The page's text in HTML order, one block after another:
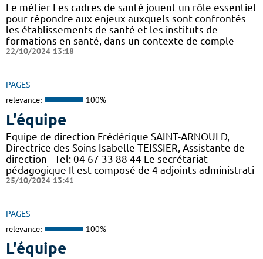
Le métier Les cadres de santé jouent un rôle essentiel
pour répondre aux enjeux auxquels sont confrontés
les établissements de santé et les instituts de
formations en santé, dans un contexte de comple
22/10/2024 13:18
PAGES
relevance: 100%
L'équipe
Equipe de direction Frédérique SAINT-ARNOULD,
Directrice des Soins Isabelle TEISSIER, Assistante de
direction - Tel: 04 67 33 88 44 Le secrétariat
pédagogique Il est composé de 4 adjoints administrati
25/10/2024 13:41
PAGES
relevance: 100%
L'équipe